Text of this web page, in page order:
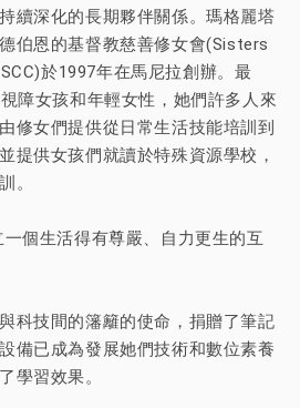
續深化的長期夥伴關係。瑪格麗塔
伯恩的基督教慈善修女會(Sisters
於1997年在馬尼拉創辦。最
障女孩和年輕女性，她們許多人來
修女們提供從日常生活技能培訓到
提供女孩們就讀於特殊資源學校，
。
個生活得有尊嚴、自力更生的互
科技間的籓籬的使命，捐贈了筆記
備已成為發展她們技術和數位素養
學習效果。